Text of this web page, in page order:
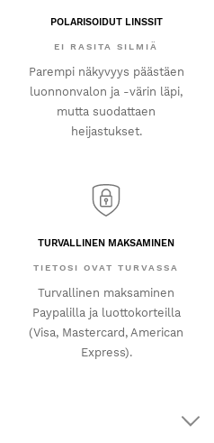
POLARISOIDUT LINSSIT
EI RASITA SILMIÄ
Parempi näkyvyys päästäen
luonnonvalon ja -värin läpi,
mutta suodattaen
heijastukset.
TURVALLINEN MAKSAMINEN
TIETOSI OVAT TURVASSA
Turvallinen maksaminen
Paypalilla ja luottokorteilla
(Visa, Mastercard, American
Express).